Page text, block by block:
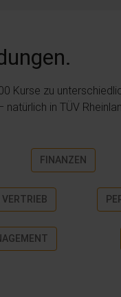
Kurse zu
in TÜV
FINANZEN